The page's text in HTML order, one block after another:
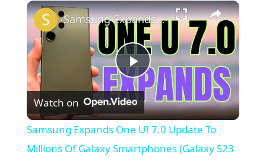
×
P
l
a
Samsung Expands One UI 7.0 Update To Millions Of Galaxy Smartphones (Galaxy S23 Ultra, etc)
Watch on
Samsung Expands One UI 7.0 Update To
Millions Of Galaxy Smartphones (Galaxy S23